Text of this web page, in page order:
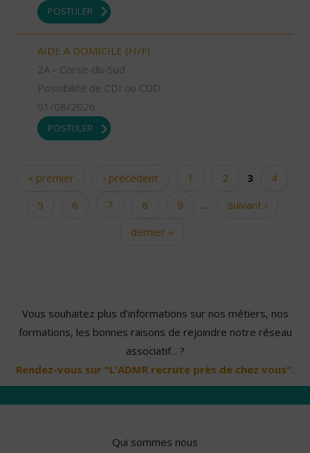
POSTULER
AIDE A DOMICILE (H/F)
2A - Corse-du-Sud
Possibilité de CDI ou CDD
01/08/2026
POSTULER
Pages« premier ‹ précédent 1 2 3
4
5
6 7 8 9 …
suivant ›
dernier »
Vous souhaitez plus d'informations sur nos métiers, nos
formations, les bonnes raisons de rejoindre notre réseau
associatif... ?
Rendez-vous sur "L'ADMR recrute près de chez vous".
Qui sommes nous